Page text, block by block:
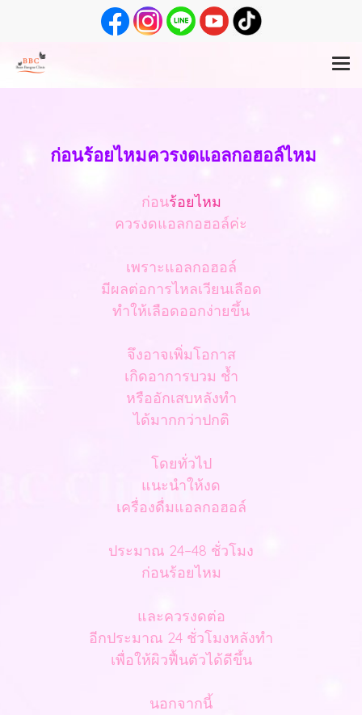
ก่อนร้อยไหมควรงดแอลกอฮอล์ไหม
ก่อนร้อยไหม
ควรงดแอลกอฮอล์ค่ะ
เพราะแอลกอฮอล์
มีผลต่อการไหลเวียนเลือด
ทำให้เลือดออกง่ายขึ้น
จึงอาจเพิ่มโอกาส
เกิดอาการบวม ช้ำ
หรืออักเสบหลังทำ
ได้มากกว่าปกติ
โดยทั่วไป
แนะนำให้งด
เครื่องดื่มแอลกอฮอล์
ประมาณ 24–48 ชั่วโมง
ก่อนร้อยไหม
และควรงดต่อ
อีกประมาณ 24 ชั่วโมงหลังทำ
เพื่อให้ผิวฟื้นตัวได้ดีขึ้น
นอกจากนี้